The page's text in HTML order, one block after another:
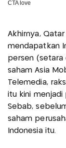
Akhirnya,
mendapatkan
persen (setara
saham Asia
Telemedia,
itu kini menjadi
Sebab,
saham
Indonesia itu.